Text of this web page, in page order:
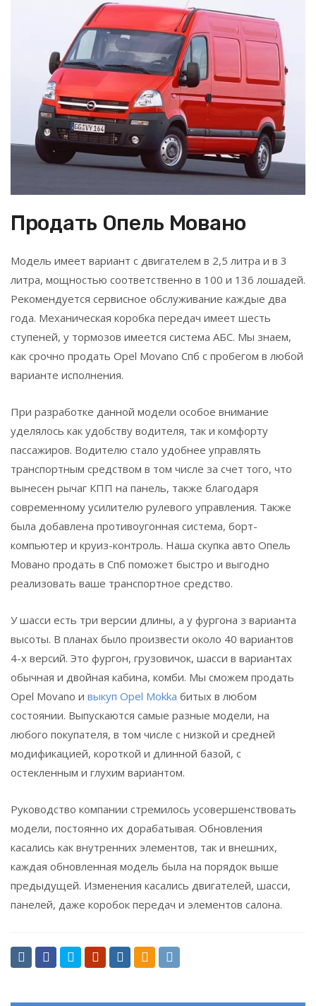
Продать Опель Мовано
Модель имеет вариант с двигателем в 2,5 литра и в 3
литра, мощностью соответственно в 100 и 136 лошадей.
Рекомендуется сервисное обслуживание каждые два
года. Механическая коробка передач имеет шесть
ступеней, у тормозов имеется система АБС. Мы знаем,
как срочно продать Opel Movano Спб с пробегом в любой
варианте исполнения.
При разработке данной модели особое внимание
уделялось как удобству водителя, так и комфорту
пассажиров. Водителю стало удобнее управлять
транспортным средством в том числе за счет того, что
вынесен рычаг КПП на панель, также благодаря
современному усилителю рулевого управления. Также
была добавлена противоугонная система, борт-
компьютер и круиз-контроль. Наша скупка авто Опель
Мовано продать в Спб поможет быстро и выгодно
реализовать ваше транспортное средство.
У шасси есть три версии длины, а у фургона з варианта
высоты. В планах было произвести около 40 вариантов
4-х версий. Это фургон, грузовичок, шасси в вариантах
обычная и двойная кабина, комби. Мы сможем продать
Opel Movano и выкуп Opel Mokka битых в любом
состоянии. Выпускаются самые разные модели, на
любого покупателя, в том числе с низкой и средней
модификацией, короткой и длинной базой, с
остекленным и глухим вариантом.
Руководство компании стремилось усовершенствовать
модели, постоянно их дорабатывая. Обновления
касались как внутренних элементов, так и внешних,
каждая обновленная модель была на порядок выше
предыдущей. Изменения касались двигателей, шасси,
панелей, даже коробок передач и элементов салона.